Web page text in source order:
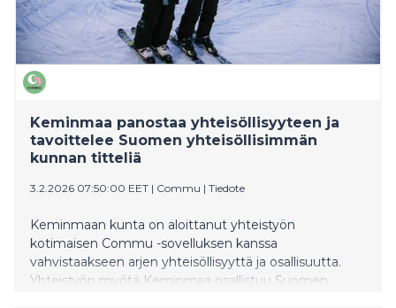
Keminmaa panostaa yhteisöllisyyteen ja
tavoittelee Suomen yhteisöllisimmän
kunnan titteliä
3.2.2026 07:50:00 EET | Commu | Tiedote
Keminmaan kunta on aloittanut yhteistyön
kotimaisen Commu -sovelluksen kanssa
vahvistaakseen arjen yhteisöllisyyttä ja osallisuutta.
Yhteistyön myötä Keminmaa osallistuu Suomen